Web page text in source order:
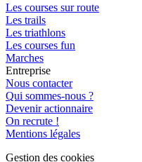
Les courses sur route
Les trails
Les triathlons
Les courses fun
Marches
Entreprise
Nous contacter
Qui sommes-nous ?
Devenir actionnaire
On recrute !
Mentions légales
Gestion des cookies